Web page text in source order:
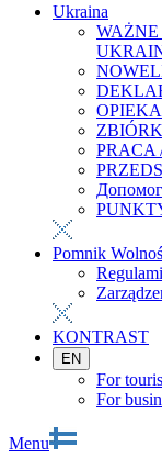
Ukraina
Pomnik
KONTRAST
EN
For
For
Menu